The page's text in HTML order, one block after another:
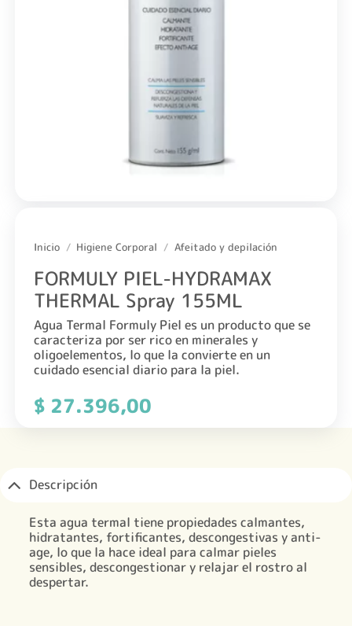
Inicio / Higiene Corporal / Afeitado y depilación
FORMULY PIEL-HYDRAMAX
THERMAL Spray 155ML
Agua Termal Formuly Piel es un producto que se
caracteriza por ser rico en minerales y
oligoelementos, lo que la convierte en un
cuidado esencial diario para la piel.
$27.396,00
Descripción
Esta agua termal tiene propiedades calmantes,
hidratantes, fortificantes, descongestivas y anti-
age, lo que la hace ideal para calmar pieles
sensibles, descongestionar y relajar el rostro al
despertar.